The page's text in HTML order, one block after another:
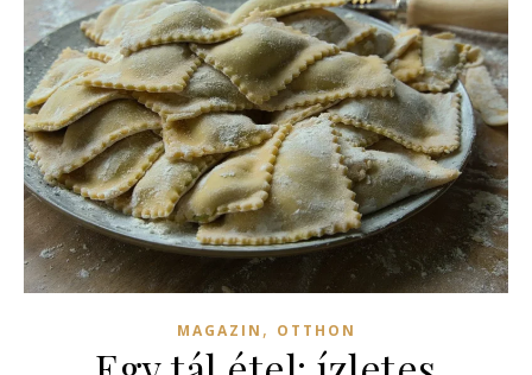
MAGAZIN , OTTHON